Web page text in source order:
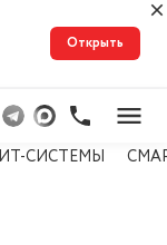
Открыть
СИСТЕМЫ